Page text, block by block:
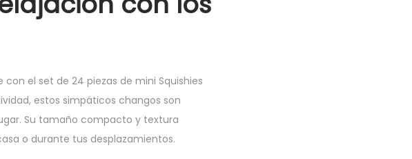
el set de 24 piezas de mini Squishies
estos simpáticos changos son
Su tamaño compacto y textura
o durante tus desplazamientos.